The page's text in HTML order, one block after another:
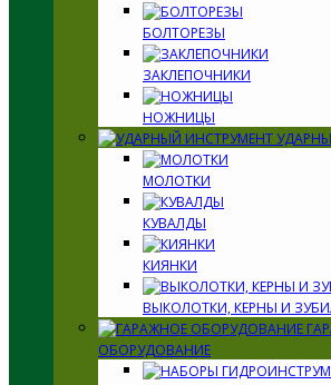
БОЛТОРЕЗЫ
ЗАКЛЕПОЧНИКИ
НОЖНИЦЫ
МОЛОТКИ
КУВАЛДЫ
КИЯНКИ
ВЫКОЛОТКИ, КЕРНЫ И
ОБОРУДОВАНИЕ